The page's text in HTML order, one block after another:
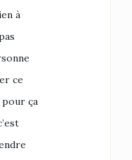
à
ce
pour ça